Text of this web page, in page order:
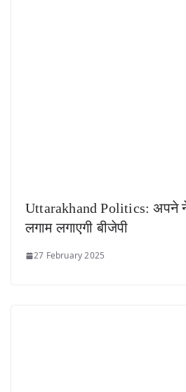
Uttarakhand Politics: अपने
लगाम लगाएगी बीजेपी
27 February 2025